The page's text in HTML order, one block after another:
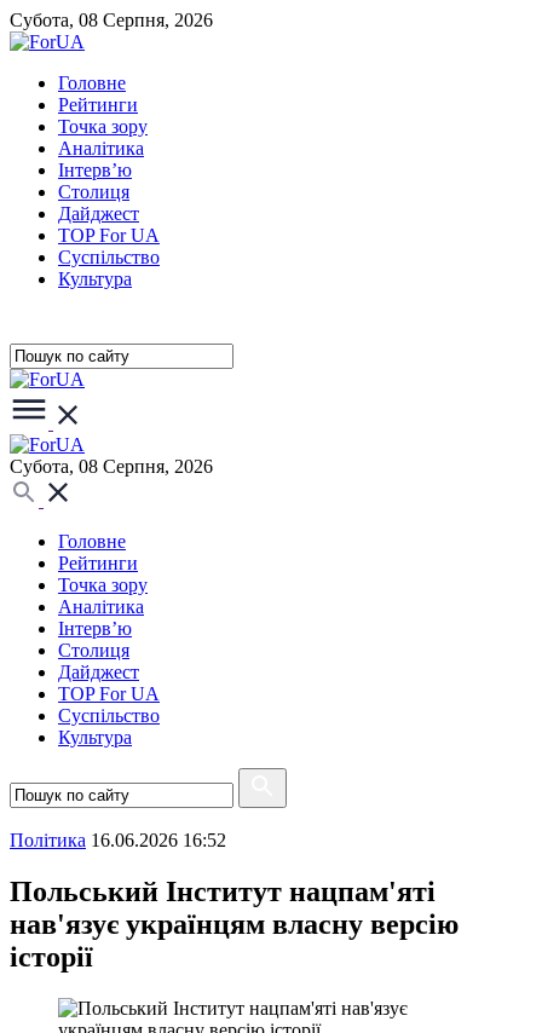
Субота, 08 Серпня, 2026
Головне
Рейтинги
Точка зору
Аналітика
Інтерв’ю
Столиця
Дайджест
TOP For UA
Суспiльство
Культура
Субота, 08 Серпня, 2026
Головне
Рейтинги
Точка зору
Аналітика
Інтерв’ю
Столиця
Дайджест
TOP For UA
Суспiльство
Культура
Полiтика 16.06.2026 16:52
Польський Інститут нацпам'яті
нав'язує українцям власну версію
історії